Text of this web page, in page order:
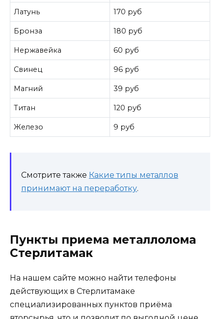
Латунь 170 руб
Бронза 180 руб
Нержавейка 60 руб
Свинец 96 руб
Магний 39 руб
Титан 120 руб
Железо 9 руб
Смотрите также Какие типы металлов
принимают на переработку.
Пункты приема металлолома
Стерлитамак
На нашем сайте можно найти телефоны
действующих в Стерлитамаке
специализированных пунктов приёма